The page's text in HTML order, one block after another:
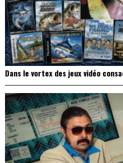
Dans le vortex des jeux vidéo